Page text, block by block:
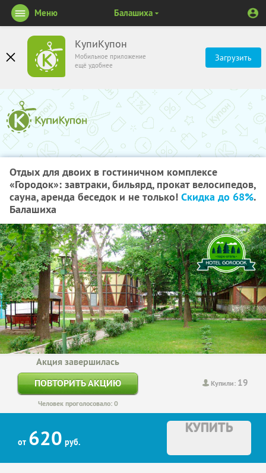
КупиКупон
Мобильное приложение
ещё удобнее
Загрузить
Меню Балашиха
Отдых для двоих в гостиничном комплексе
«Городок»: завтраки, бильярд, прокат велосипедов,
сауна, аренда беседок и не только! Скидка до 68%.
Балашиха
Купили: 19
Акция завершилась
ПОВТОРИТЬ АКЦИЮ
Человек проголосовало: 0
от 620 руб.
КУПИТЬ